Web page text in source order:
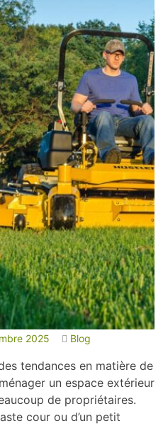
2025 Blog
tendances en matière de
un espace extérieur
de propriétaires.
cour ou d’un petit